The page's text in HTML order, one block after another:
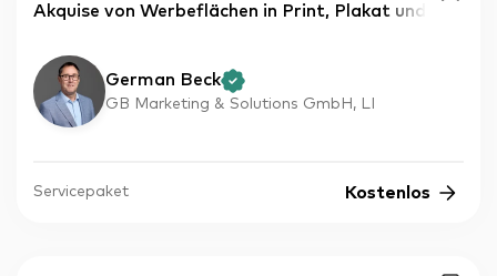
Akquise von Werbeflächen in Print, Plakat und
German Beck
GB Marketing & Solutions GmbH, LI
Servicepaket Kostenlos